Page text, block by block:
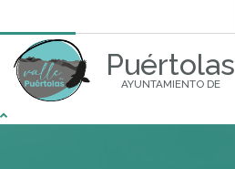
Puértolas
AYUNTAMIENTO DE